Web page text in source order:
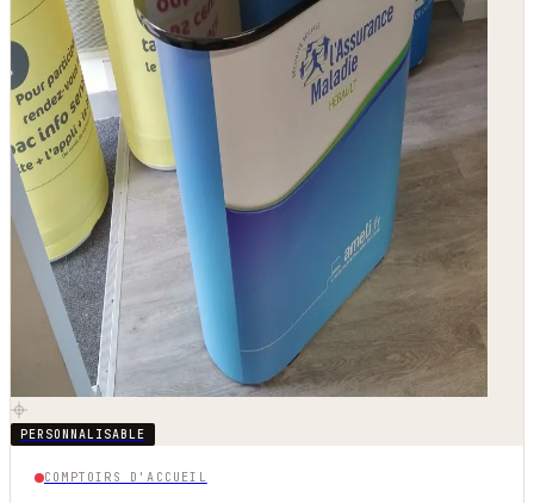
PERSONNALISABLE
COMPTOIRS D'ACCUEIL